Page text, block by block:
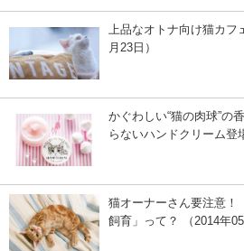
上品なオトナ向け猫カフ
月23日）
かぐわしい“猫の肉球”
らないハンドクリーム登
猫オーナーさん要注意
飼育」って？ （2014年05